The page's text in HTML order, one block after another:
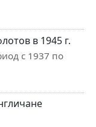
в 1945 г.
с 1937 по